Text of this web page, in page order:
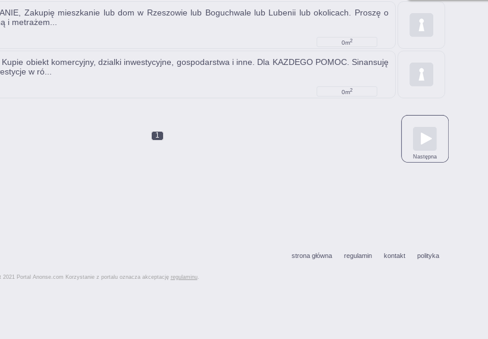
Zakupię mieszkanie lub dom w Rzeszowie lub Boguchwale lub Lubenii lub okolicach. Proszę o
i metrażem...
0m2
Kupie obiekt komercyjny, dzialki inwestycyjne, gospodarstwa i inne. Dla KAZDEGO POMOC. Sinansuję
w ró...
0m2
1
Następna
strona główna regulamin kontakt polityka
2021 Portal Anonse.com Korzystanie z portalu oznacza akceptację regulaminu.